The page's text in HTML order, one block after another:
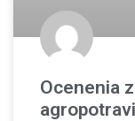
Ocenenia